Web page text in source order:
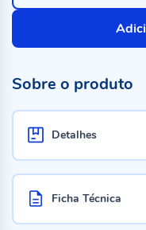
Sobre o produto
Detalhes
Ficha Técnica